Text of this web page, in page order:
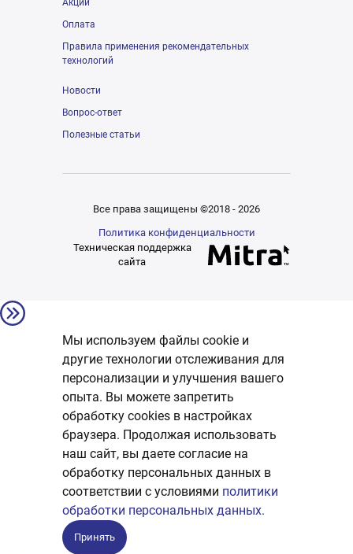
Акции
Оплата
Правила применения рекомендательных
технологий
Новости
Вопрос-ответ
Полезные статьи
Все права защищены ©2018 - 2026
Политика конфиденциальности
Техническая поддержка
сайта
Мы используем файлы cookie и
другие технологии отслеживания для
персонализации и улучшения вашего
опыта. Вы можете запретить
обработку сookies в настройках
браузера. Продолжая использовать
наш сайт, вы даете согласие на
обработку персональных данных в
соответствии с условиями политики
обработки персональных данных.
Принять